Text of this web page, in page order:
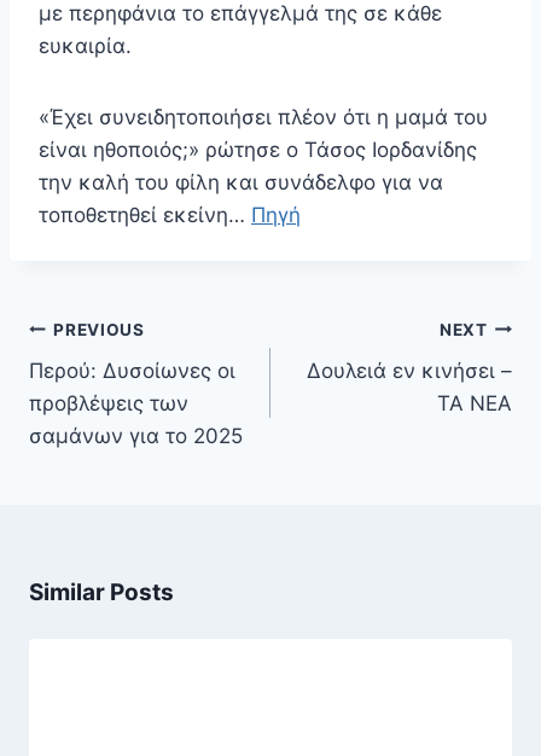
με περηφάνια το επάγγελμά της σε κάθε
ευκαιρία.
«Έχει συνειδητοποιήσει πλέον ότι η μαμά του
είναι ηθοποιός;» ρώτησε ο Τάσος Ιορδανίδης
την καλή του φίλη και συνάδελφο για να
τοποθετηθεί εκείνη… Πηγή
Πλοήγηση
άρθρων
PREVIOUS
Περού: Δυσοίωνες οι
προβλέψεις των
σαμάνων για το 2025
NEXT
Δουλειά εν κινήσει –
ΤΑ ΝΕΑ
Similar Posts